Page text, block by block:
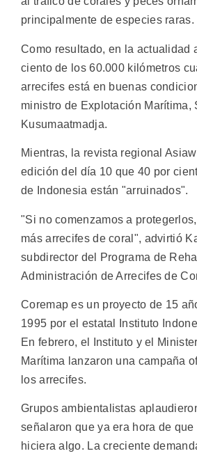
principalmente de especies raras.
Como resultado, en la actualidad
ciento de los 60.000 kilómetros
arrecifes está en buenas
ministro de Explotación Marítima,
Kusumaatmadja.
Mientras, la revista regional
edición del día 10 que 40 por
de Indonesia están "arruinados".
"Si no comenzamos a
más arrecifes de coral", advirtió
subdirector del Programa de
Administración de Arrecifes de
Coremap es un proyecto de 15
1995 por el estatal Instituto
En febrero, el Instituto y el
Marítima lanzaron una campaña
los arrecifes.
Grupos ambientalistas
señalaron que ya era hora de
hiciera algo. La creciente